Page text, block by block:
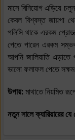
মাসে বিনিয়োগ এড়িয়ে
কেবল বিশ্বস্ত জায়গা
পলিসি থাকে এরকম
পেতে পারেন এরকম
আপনি জালিয়াতি
ভালো ফলাফল পেতে
উপায়: মাথাতে নিয়মিত
নতুন সালে ক্যারিয়ারের